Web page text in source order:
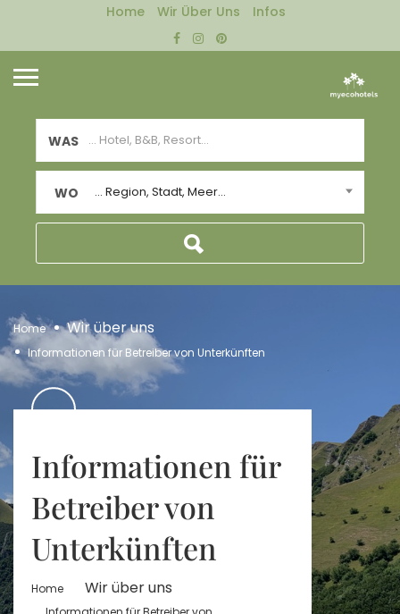
Home Wir Über Uns Infos
WAS
WO ... Region, Stadt, Meer...
Home Wir über uns
Informationen für Betreiber von Unterkünften
Informationen für
Betreiber von
Unterkünften
Home Wir über uns